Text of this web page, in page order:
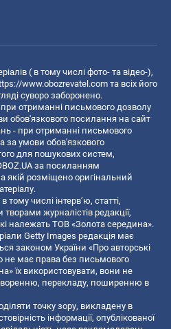
( в тому числі фото- та відео-),
www.obozrevatel.com та всіх його
суворо заборонено.
отриманні письмового дозволу
обов'язкового посилання на сайт
- при отриманні письмового
за умови обов'язкового
для пошукових систем,
за посиланням
якій розміщено оригінальний
тому числі інтерв’ю, статті,
журналістів редакції,
належать ТОВ «Золота середина».
Getty Images редакція має
законом України «Про авторські
не має права без письмового
їх використовувати, вони не
перекладу, поширенню в
точку зору, викладену в
інформації, опублікованої